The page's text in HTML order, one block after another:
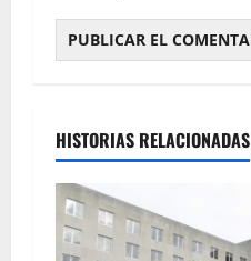
HISTORIAS RELACIONADAS